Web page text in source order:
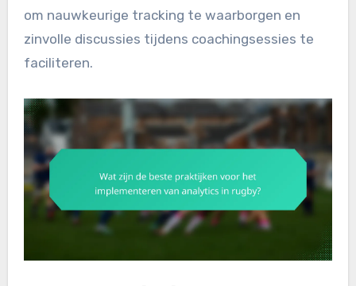
om nauwkeurige tracking te waarborgen en
zinvolle discussies tijdens coachingsessies te
faciliteren.